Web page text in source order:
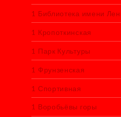
1 Библиотека имени
1 Кропоткинская
1 Парк Культуры
1 Фрунзенская
1 Спортивная
1 Воробьёвы горы